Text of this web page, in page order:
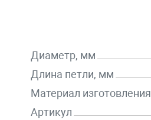
Диаметр, мм
Длина петли, мм
Материал изготовления
Артикул